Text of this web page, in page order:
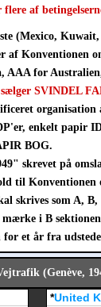
af
(Mexico,
Konventionen
AAA for
SVINDEL
enkelt papir
BOG.
skrevet på
til Konventionen
skrives som A, B,
i B
et år fra
(Genève,
*United